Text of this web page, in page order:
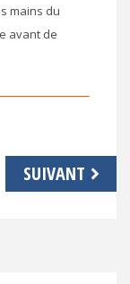
mains du
avant de
SUIVANT